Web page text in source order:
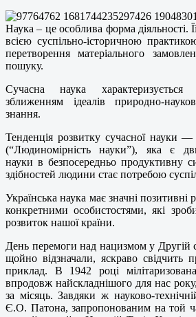
Наука – це особлива форма діяльності.
всією суспільно-історичною
перетворення матеріального
пошуку.
Сучасна наука характеризується
зближенням ідеалів природно-
знання.
Тенденція розвитку сучасної науки
(“Людиномірність науки”), яка є
науки в безпосередньо продуктивну
здібностей людини стає потребою
Українська наука має значні позитивні
конкретними особистостями, які
розвиток нашої країни.
День перемоги над нацизмом у Другій
щойно відзначали, яскраво свідчить
приклад. В 1942 році
впродовж найскладнішого для нас
за місяць. Завдяки ж науково-
Є.О. Патона, запропонованим на той